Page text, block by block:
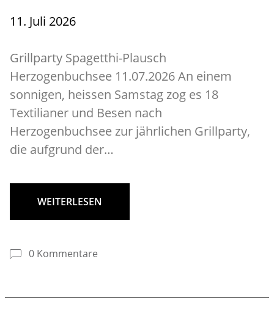
11. Juli 2026
Grillparty Spagetthi-Plausch
Herzogenbuchsee 11.07.2026 An einem
sonnigen, heissen Samstag zog es 18
Textilianer und Besen nach
Herzogenbuchsee zur jährlichen Grillparty,
die aufgrund der…
WEITERLESEN
0 Kommentare